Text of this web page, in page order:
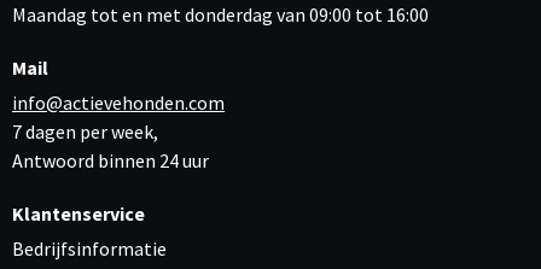
Maandag tot en met donderdag van 09:00 tot 16:00
Mail
info@actievehonden.com
7 dagen per week,
Antwoord binnen 24 uur
Klantenservice
Bedrijfsinformatie